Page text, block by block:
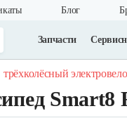
Блог
Запчасти
трёхколёсный